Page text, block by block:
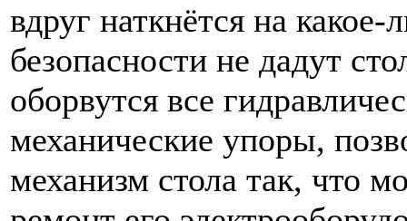
вдруг наткнётся на
безопасности не дадут
оборвутся все
механические упоры,
механизм стола так, что